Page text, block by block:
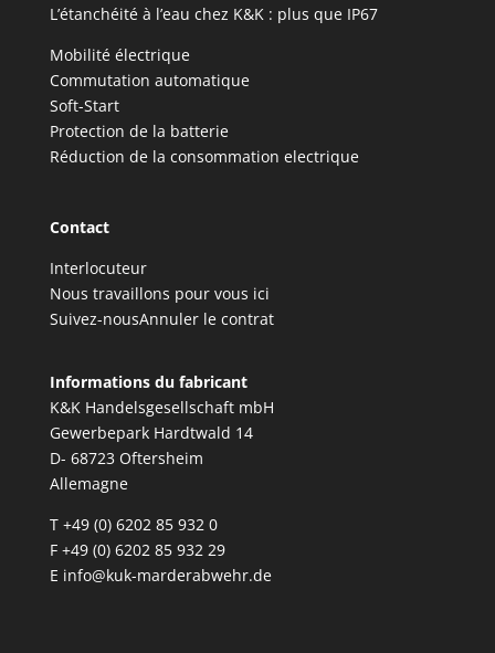
L’étanchéité à l’eau chez K&K : plus que IP67
Mobilité électrique
Commutation automatique
Soft-Start
Protection de la batterie
Réduction de la consommation electrique
Contact
Interlocuteur
Nous travaillons pour vous ici
Suivez-nousAnnuler le contrat
Informations du fabricant
K&K Handelsgesellschaft mbH
Gewerbepark Hardtwald 14
D- 68723 Oftersheim
Allemagne
T +49 (0) 6202 85 932 0
F +49 (0) 6202 85 932 29
E info@kuk-marderabwehr.de